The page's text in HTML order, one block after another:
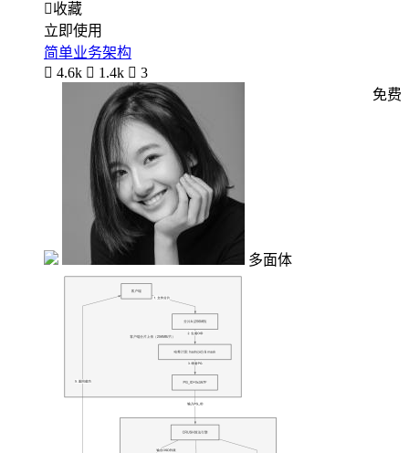
收藏
立即使用
简单业务架构
 4.6k  1.4k  3
多面体
免费